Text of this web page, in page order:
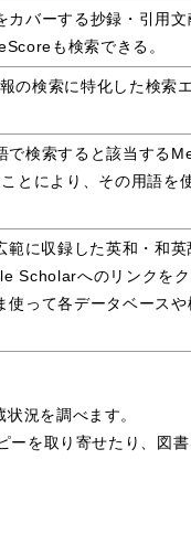
カバーする抄録・引用文
も検索できる。
の検索に特化した検索
で検索すると該当する
とにより、その用語を
範に収録した英和・和英
Scholarへのリンクをク
使って各データベースや
況を調べます。
ーを取り寄せたり、図